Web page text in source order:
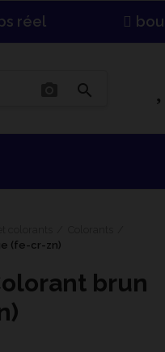
réel
search
(fe-cr-zn)
brun